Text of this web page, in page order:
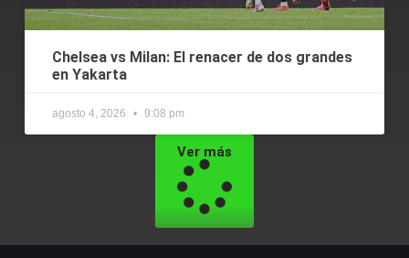
Chelsea vs Milan: El renacer de dos grandes
en Yakarta
agosto 4, 2026 9:08 pm
Ver más